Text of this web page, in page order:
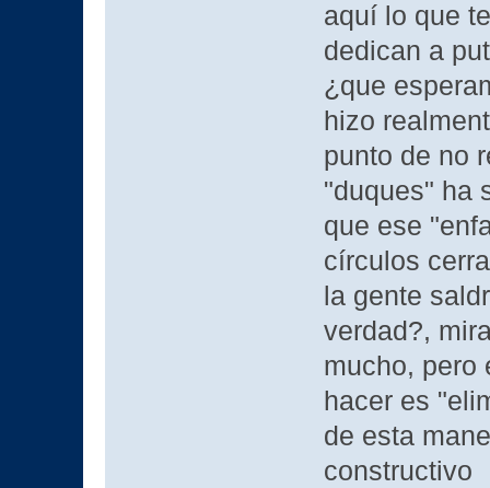
aquí lo que
dedican a
¿que
hizo
punto de no
"duques" ha
que ese
círculos
la gente
verdad?,
mucho, pero
hacer es
de esta
constructivo